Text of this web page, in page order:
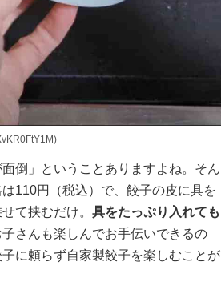
倒」ということありますよね。そん
110円（税込）で、餃子の皮に具を
て挟むだけ。 具をたっぷり入れても
子さんも楽しんでお手伝いできるの
に頼らず自家製餃子を楽しむことが